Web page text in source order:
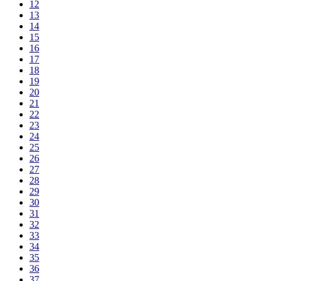
12
13
14
15
16
17
18
19
20
21
22
23
24
25
26
27
28
29
30
31
32
33
34
35
36